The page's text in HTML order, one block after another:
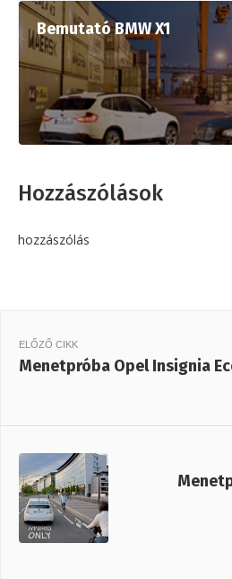
Bemutató BMW X1
Hozzászólások
hozzászólás
ELŐZŐ CIKK
Menetpróba Opel Insignia